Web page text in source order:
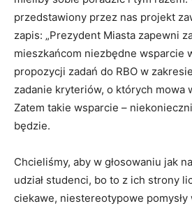
przedstawiony przez nas projekt
zapis: „Prezydent Miasta zapewni
mieszkańcom niezbędne wsparcie
propozycji zadań do RBO w
zadanie kryteriów, o których mowa
Zatem takie wsparcie –
będzie.
Chcieliśmy, aby w głosowaniu jak
udział studenci, bo to z ich strony
ciekawe, niestereotypowe